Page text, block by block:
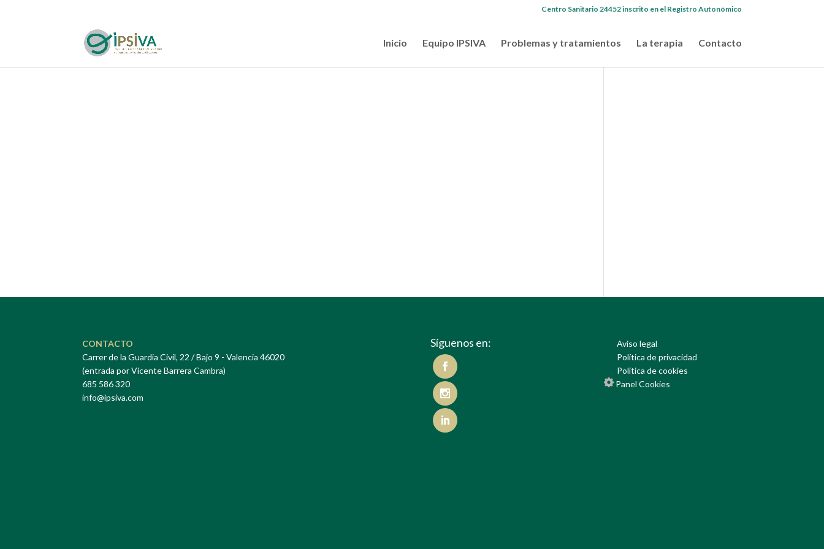
Centro Sanitario 24452 inscrito en el Registro Autonómico
Inicio Equipo IPSIVA Problemas y tratamientos La terapia Contacto
CONTACTO
Carrer de la Guardia Civil, 22 / Bajo 9 - Valencia 46020
(entrada por Vicente Barrera Cambra)
685 586 320
info@ipsiva.com
Síguenos en:
Aviso legal
Política de privacidad
Política de cookies
Panel Cookies